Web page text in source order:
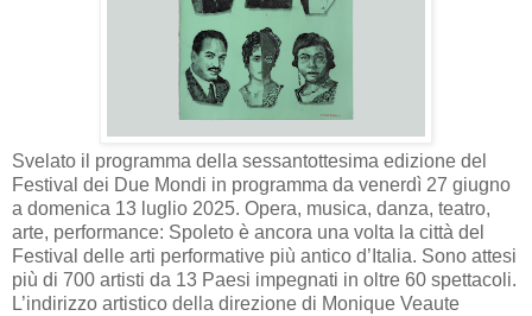
Svelato il programma della sessantottesima edizione del
Festival dei Due Mondi in programma da venerdì 27 giugno
a domenica 13 luglio 2025. Opera, musica, danza, teatro,
arte, performance: Spoleto è ancora una volta la città del
Festival delle arti performative più antico d’Italia. Sono attesi
più di 700 artisti da 13 Paesi impegnati in oltre 60 spettacoli.
L’indirizzo artistico della direzione di Monique Veaute